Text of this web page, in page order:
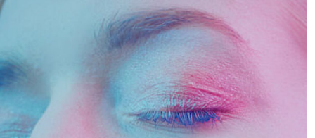
the story of animals that find themselves at the edge of